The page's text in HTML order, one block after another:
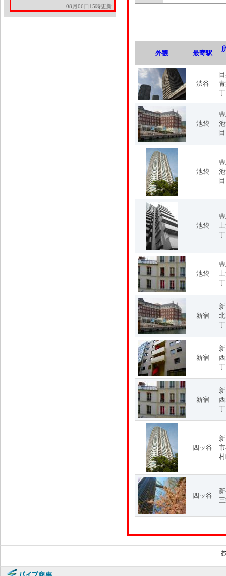
08月06日15時更新
外観 最寄駅
渋谷
池袋
池袋
目
池袋
池袋
新宿
新宿
新宿
四ッ谷
四ッ谷